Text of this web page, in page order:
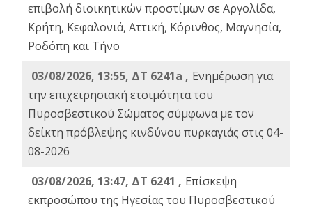
επιβολή διοικητικών προστίμων σε Αργολίδα,
Κρήτη, Κεφαλονιά, Αττική, Κόρινθος, Μαγνησία,
Ροδόπη και Τήνο
03/08/2026, 13:55, ΔΤ 6241a , Ενημέρωση για
την επιχειρησιακή ετοιμότητα του
Πυροσβεστικού Σώματος σύμφωνα με τον
δείκτη πρόβλεψης κινδύνου πυρκαγιάς στις 04-
08-2026
03/08/2026, 13:47, ΔΤ 6241 , Επίσκεψη
εκπροσώπου της Ηγεσίας του Πυροσβεστικού